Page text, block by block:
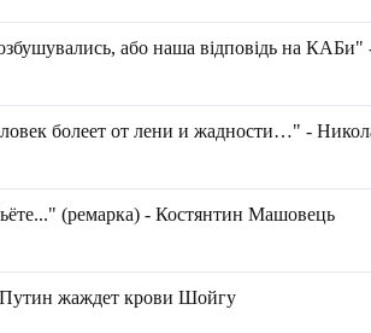
або наша відповідь на
болеет от лени и жадности…" -
(ремарка) - Костянтин Машовець
жаждет крови Шойгу